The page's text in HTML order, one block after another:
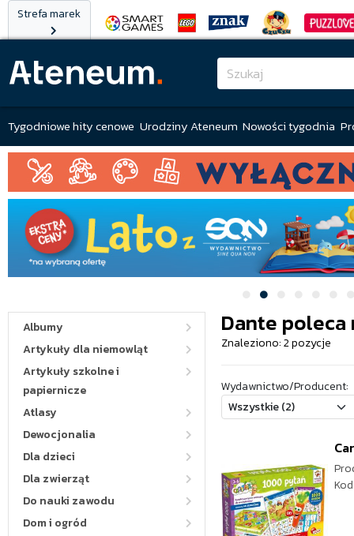
Strefa marek
Tygodniowe hity cenowe Urodziny Ateneum Nowości tygodnia
Albumy
Artykuły dla niemowląt
Artykuły szkolne i
papiernicze
Atlasy
Dewocjonalia
Dla dzieci
Dla zwierząt
Do nauki zawodu
Dom i ogród
Dante poleca
Znaleziono: 2 pozycje
Wydawnictwo/Producent: